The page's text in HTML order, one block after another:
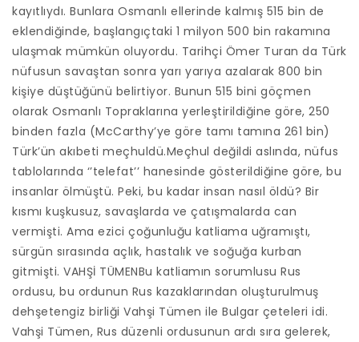
kayıtlıydı. Bunlara Osmanlı ellerinde kalmış 515 bin de
eklendiğinde, başlangıçtaki 1 milyon 500 bin rakamına
ulaşmak mümkün oluyordu. Tarihçi Ömer Turan da Türk
nüfusun savaştan sonra yarı yarıya azalarak 800 bin
kişiye düştüğünü belirtiyor. Bunun 515 bini göçmen
olarak Osmanlı Topraklarına yerleştirildiğine göre, 250
binden fazla (McCarthy’ye göre tamı tamına 261 bin)
Türk’ün akıbeti meçhuldü.Meçhul değildi aslında, nüfus
tablolarında ‘’telefat’’ hanesinde gösterildiğine göre, bu
insanlar ölmüştü. Peki, bu kadar insan nasıl öldü? Bir
kısmı kuşkusuz, savaşlarda ve çatışmalarda can
vermişti. Ama ezici çoğunluğu katliama uğramıştı,
sürgün sırasında açlık, hastalık ve soğuğa kurban
gitmişti. VAHŞİ TÜMENBu katliamın sorumlusu Rus
ordusu, bu ordunun Rus kazaklarından oluşturulmuş
dehşetengiz birliği Vahşi Tümen ile Bulgar çeteleri idi.
Vahşi Tümen, Rus düzenli ordusunun ardı sıra gelerek,